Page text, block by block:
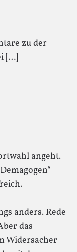
zu der
[…]
angeht.
anders. Rede
das
Widersacher